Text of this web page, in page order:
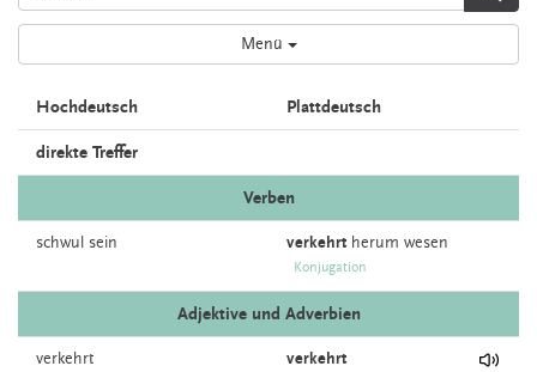
Menü
Hochdeutsch Plattdeutsch
direkte Treffer
Verben
schwul sein verkehrt herum wesen
Konjugation
Adjektive und Adverbien
verkehrt verkehrt